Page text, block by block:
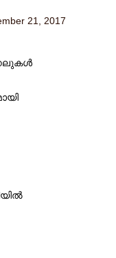
21, 2017